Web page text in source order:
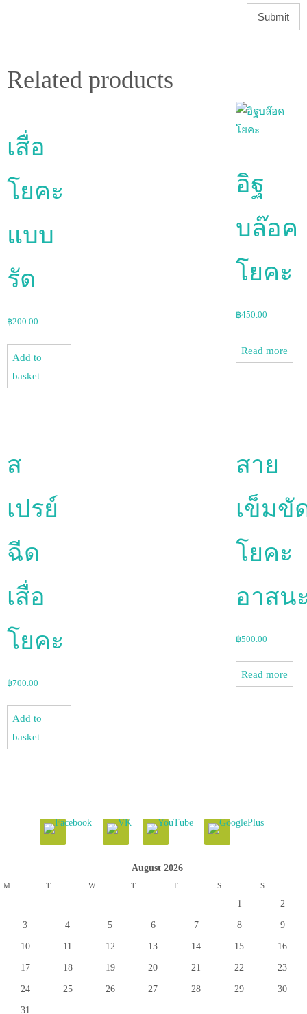
Related products
เสื่อ
โยคะ
แบบ
รัด
฿200.00
Add to
basket
อิฐ
บล๊อค
โยคะ
฿450.00
Read more
ส
เปรย์
ฉีด
เสื่อ
โยคะ
฿700.00
Add to
basket
สาย
เข็มขั
โยคะ
อาสน
฿500.00
Read more
August 2026
M T W T F S S
1 2
3 4 5 6 7 8 9
10 11 12 13 14 15 16
17 18 19 20 21 22 23
24 25 26 27 28 29 30
31